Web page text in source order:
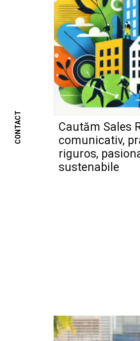
Cautăm Sales
comunicativ,
riguros,
sustenabile
CONTACT